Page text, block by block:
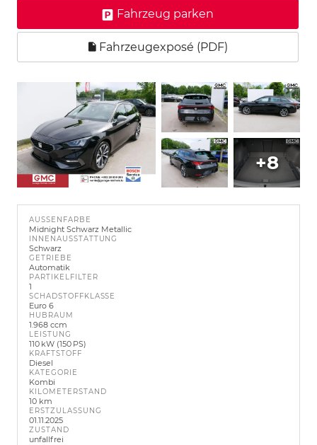
Fahrzeug parken
Fahrzeugexposé (PDF)
+8
AUSSENFARBE
Midnight Schwarz Metallic
INNENAUSSTATTUNG
Schwarz
GETRIEBE
Automatik
PARTIKELFILTER
1
SCHADSTOFFKLASSE
Euro 6
HUBRAUM
1.968 ccm
LEISTUNG
110 kW (150 PS)
KRAFTSTOFF
Diesel
KATEGORIE
Kombi
KILOMETERSTAND
10 km
ERSTZULASSUNG
01.11.2025
ZUSTAND
unfallfrei